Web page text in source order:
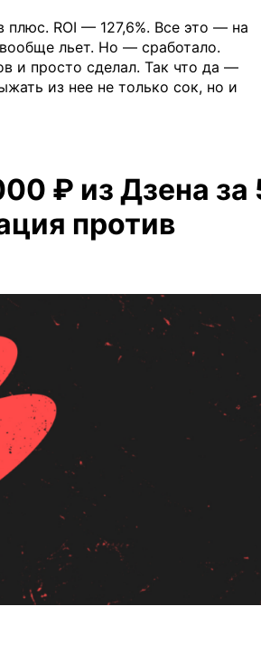
ROI — 127,6%. Все это — на
льет. Но — сработало.
и просто сделал. Так что да —
из нее не только сок, но и
₽ из Дзена за
против